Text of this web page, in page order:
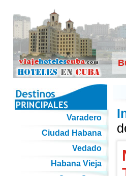
Varadero
Ciudad Habana
Vedado
Habana Vieja